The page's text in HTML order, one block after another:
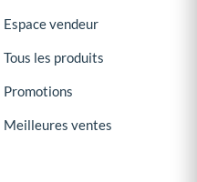
Espace vendeur
Tous les produits
Promotions
Meilleures ventes